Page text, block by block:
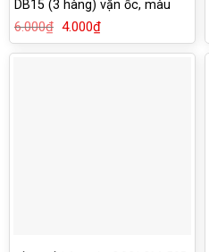
DB15 (3 hàng) vặn ốc, màu
xám
6.000₫ Giá
là:
4.000₫Giá
hiện
tại